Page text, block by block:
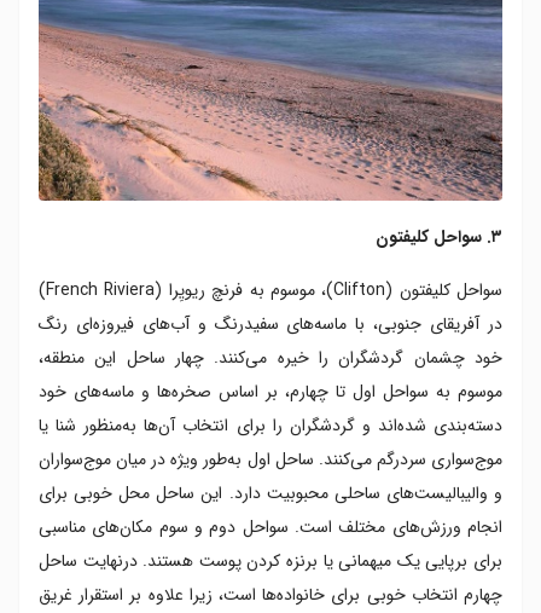
۳. سواحل کلیفتون
سواحل کلیفتون (Clifton)، موسوم به فرنچ ریویِرا (French Riviera)
در آفریقای جنوبی، با ماسه‌های سفیدرنگ و آب‌های فیروزه‌ای‌ رنگ
خود چشمان گردشگران را خیره می‌کنند. چهار ساحل این منطقه،
موسوم به سواحل اول تا چهارم، بر اساس صخره‌ها و ماسه‌های خود
دسته‌بندی شده‌اند و گردشگران را برای انتخاب آن‌ها به‌منظور شنا یا
موج‌سواری سردرگم می‌کنند. ساحل اول به‌طور ویژه در میان موج‌سواران
و والیبالیست‌های ساحلی محبوبیت دارد. این ساحل محل خوبی برای
انجام ورزش‌های مختلف است. سواحل دوم و سوم مکان‌های مناسبی
برای برپایی یک میهمانی یا برنزه کردن پوست هستند. درنهایت ساحل
چهارم انتخاب خوبی برای خانواده‌ها است، زیرا علاوه بر استقرار غریق